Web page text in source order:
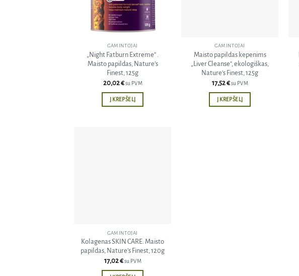
GAMINTOJAI
„Night Fatburn Extreme” .
Maisto papildas, Nature’s
Finest, 125g
20,02€ su PVM
Į KREPŠELĮ
GAMINTOJAI
Maisto papildas kepenims
„Liver Cleanse“, ekologiškas,
Nature’s Finest, 125g
17,52€ su PVM
Į KREPŠELĮ
GAMINTOJAI
Kolagenas SKIN CARE. Maisto
papildas, Nature’s Finest, 120g
17,02€ su PVM